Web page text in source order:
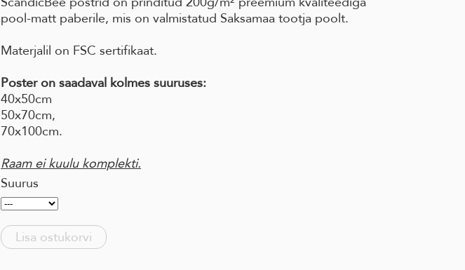
pool-matt paberile, mis on valmistatud Saksamaa tootja poolt.
Materjalil on FSC sertifikaat.
Poster on saadaval kolmes suuruses:
40x50cm
50x70cm,
70x100cm.
Raam ei kuulu komplekti.
Suurus
Lisa ostukorvi